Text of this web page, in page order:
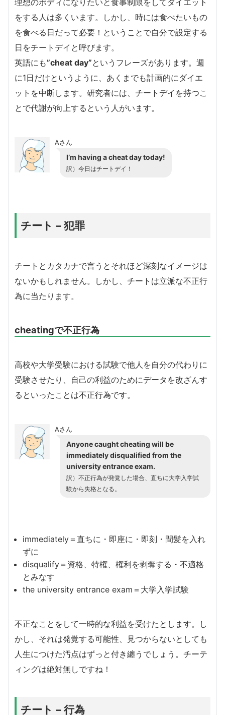
をする人は多くいます。しかし、時には食べたいもの
を食べる日だって必要！ということで自分で設定する
日をチートデイと呼びます。
英語にも”cheat day”というフレーズがあります。週
に1日だけというように、あくまでも計画的にダイエ
ットを中断します。研究者には、チートデイを持つこ
とで代謝が向上するという人がいます。
Aさん
I’m having a cheat day today!
訳）今日はチートデイ！
チート – 犯罪
チートとカタカナで言うとそれほど深刻なイメージは
ないかもしれません。しかし、チートは立派な不正行
為に当たります。
cheatingで不正行為
高校や大学受験における試験で他人を自分の代わりに
受験させたり、自己の利益のためにデータを改ざんす
るといったことは不正行為です。
Aさん
Anyone caught cheating will be
immediately disqualified from the
university entrance exam.
訳）不正行為が発覚した場合、直ちに大学入学試
験から失格となる。
immediately＝直ちに・即座に・即刻・間髪を入れ
ずに
disqualify＝資格、特権、権利を剥奪する・不適格
とみなす
the university entrance exam＝大学入学試験
不正なことをして一時的な利益を受けたとします。し
かし、それは発覚する可能性、見つからないとしても
人生につけた汚点はずっと付き纏うでしょう。チーテ
ィングは絶対無しですね！
チート – 行為